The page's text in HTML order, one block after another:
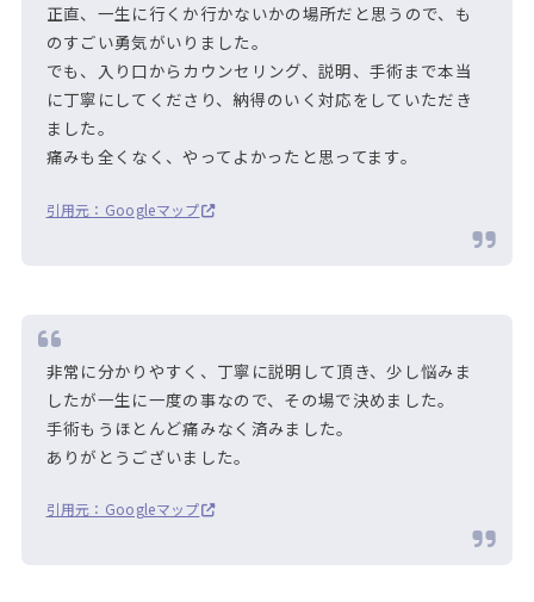
正直、一生に行くか行かないかの場所だと思うので、も
のすごい勇気がいりました。
でも、入り口からカウンセリング、説明、手術まで本当
に丁寧にしてくださり、納得のいく対応をしていただき
ました。
痛みも全くなく、やってよかったと思ってます。
引用元：Googleマップ
非常に分かりやすく、丁寧に説明して頂き、少し悩みま
したが一生に一度の事なので、その場で決めました。
手術もうほとんど痛みなく済みました。
ありがとうございました。
引用元：Googleマップ